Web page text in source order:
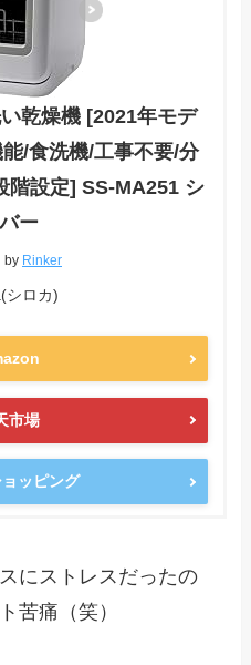
乾燥機 [2021年モデ
/食洗機/工事不要/分
階設定] SS-MA251 シ
ー
by Rinker
シロカ)
市場
ッピング
にストレスだったの
苦痛（笑）